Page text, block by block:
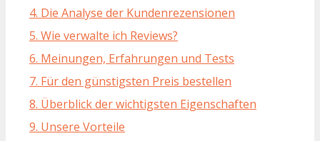
4. Die Analyse der Kundenrezensionen
5. Wie verwalte ich Reviews?
6. Meinungen, Erfahrungen und Tests
7. Für den günstigsten Preis bestellen
8. Überblick der wichtigsten Eigenschaften
9. Unsere Vorteile